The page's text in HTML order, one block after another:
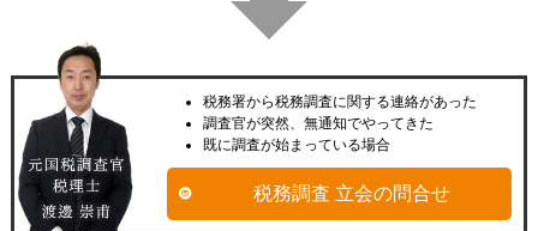
税務署から税務調査に関する連絡があった
調査官が突然、無通知でやってきた
既に調査が始まっている場合
税務調査 立会の問合せ